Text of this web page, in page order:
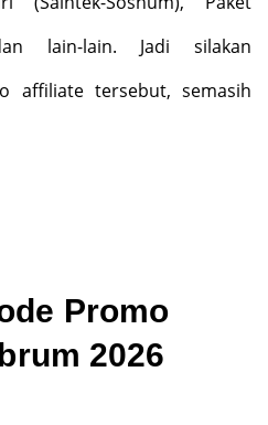
lain-lain. Jadi silakan
affiliate tersebut, semasih
Promo
2026